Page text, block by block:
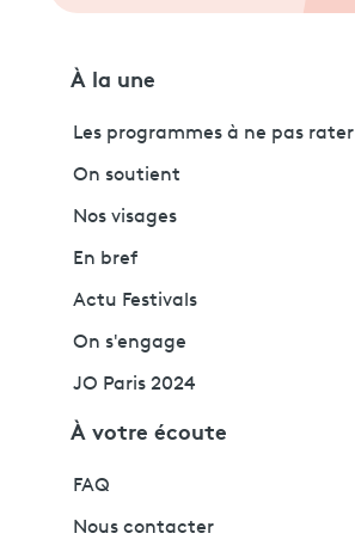
À la une
Les programmes à ne pas rater
On soutient
Nos visages
En bref
Actu Festivals
On s'engage
JO Paris 2024
À votre écoute
FAQ
Nous contacter